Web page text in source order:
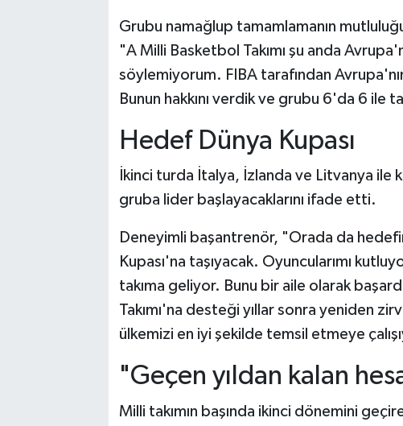
Grubu namağlup tamamlamanın
"A Milli Basketbol Takımı şu anda
söylemiyorum. FIBA tarafından
Bunun hakkını verdik ve grubu 6'da 6 ile
Hedef Dünya Kupası
İkinci turda İtalya, İzlanda ve Litvanya ile
gruba lider başlayacaklarını ifade etti.
Deneyimli başantrenör, "Orada da
Kupası'na taşıyacak. Oyuncularımı
takıma geliyor. Bunu bir aile olarak
Takımı'na desteği yıllar sonra yeniden
ülkemizi en iyi şekilde temsil etmeye
"Geçen yıldan kalan
Milli takımın başında ikinci dönemini